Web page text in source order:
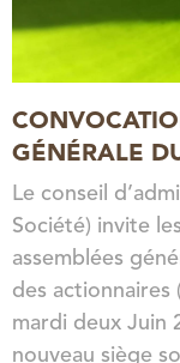
GÉNÉRALE
Le conseil
Société) invite
assemblées
des actionnaires
mardi deux Juin
nouveau siège